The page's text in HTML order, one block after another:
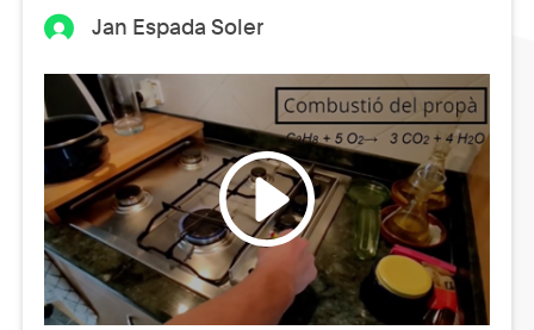
Jan Espada Soler